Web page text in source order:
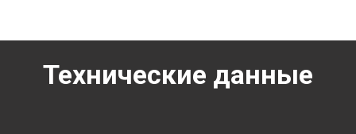
Технические данные